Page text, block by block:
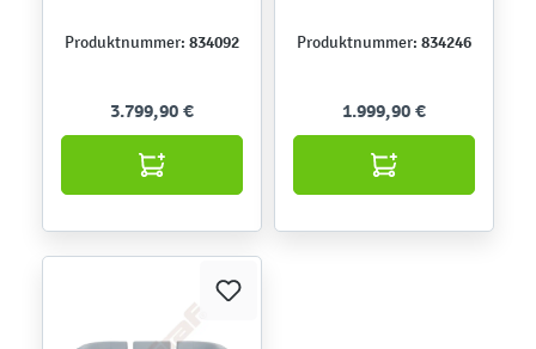
Produktnummer: 834092
3.799,90 €
Produktnummer: 834246
1.999,90 €